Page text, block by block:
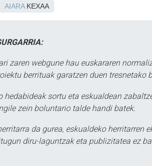
AIARAKEXAA
zaren webgune hau euskararen
berrituak garatzen duen tresnetako
hedabideak sortu eta eskualdean
zein boluntario talde handi batek.
da gurea, eskualdeko herritarren
diru-laguntzak eta publizitatea ez